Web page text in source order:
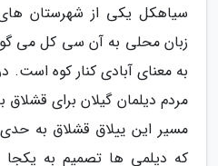
سیاهکل یکی از شهرستان
زبان محلی به آن سی کل می
به معنای آبادی کنار کوه است.
مردم دیلمان گیلان برای
مسیر این ییلاق قشلاق به
که دیلمی ها تصمیم به یکجا